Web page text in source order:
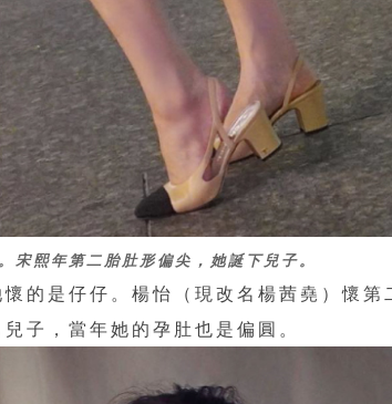
熙年第二胎肚形偏尖，她誕下兒子。
的是仔仔。楊怡（現改名楊茜堯）懷第
子，當年她的孕肚也是偏圓。